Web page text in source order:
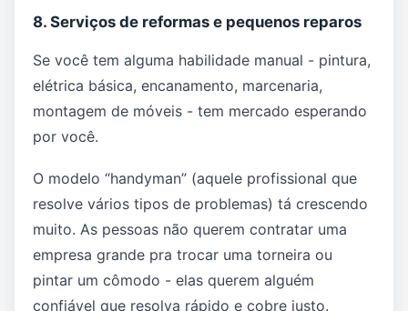
8. Serviços de reformas e pequenos reparos
Se você tem alguma habilidade manual - pintura,
elétrica básica, encanamento, marcenaria,
montagem de móveis - tem mercado esperando
por você.
O modelo “handyman” (aquele profissional que
resolve vários tipos de problemas) tá crescendo
muito. As pessoas não querem contratar uma
empresa grande pra trocar uma torneira ou
pintar um cômodo - elas querem alguém
confiável que resolva rápido e cobre justo.